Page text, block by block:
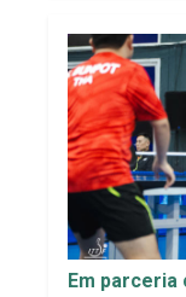
Em parceria